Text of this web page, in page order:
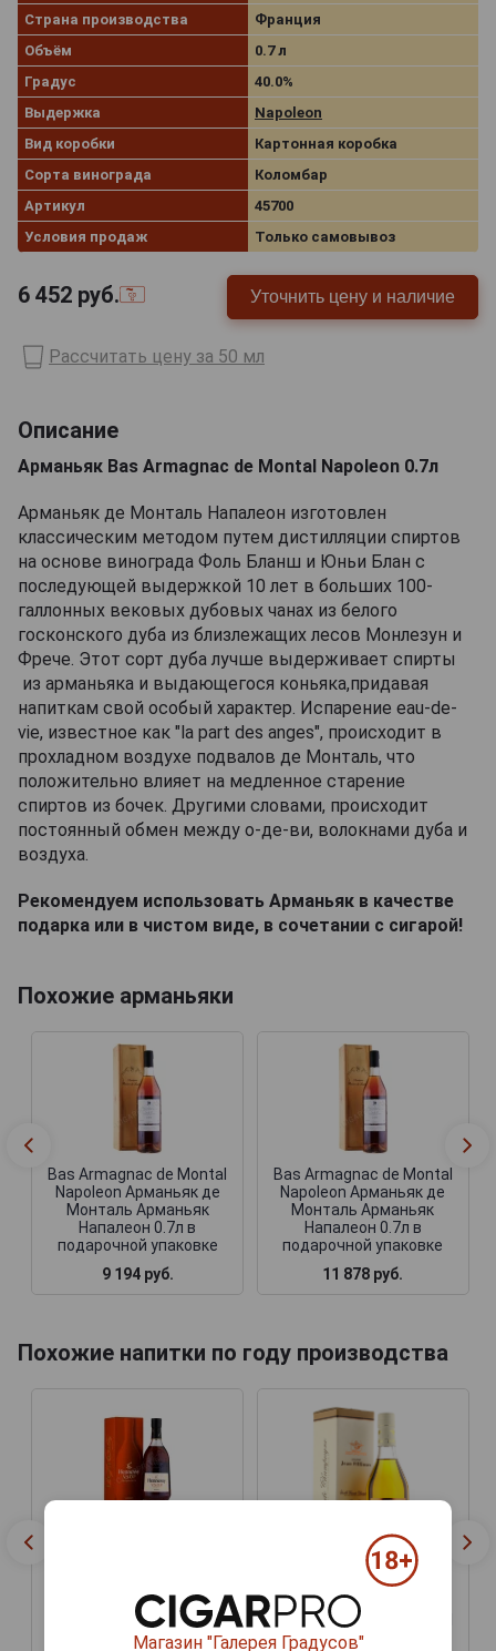
Страна производства
Франция
Объём
0.7 л
Градус
40.0%
Выдержка
Napoleon
Вид коробки
Картонная коробка
Сорта винограда
Коломбар
Артикул
45700
Условия продаж
Только самовывоз
6 452 руб. Уточнить цену и наличие
Рассчитать цену за 50 мл
Описание
Арманьяк Bas Armagnac de Montal Napoleon 0.7л
Арманьяк де Монталь Напалеон изготовлен
классическим методом путем дистилляции спиртов
на основе винограда Фоль Бланш и Юньи Блан с
последующей выдержкой 10 лет в больших 100-
галлонных вековых дубовых чанах из белого
госконского дуба из близлежащих лесов Монлезун и
Фрече. Этот сорт дуба лучше выдерживает спирты
из арманьяка и выдающегося коньяка,придавая
напиткам свой особый характер. Испарение eau-de-
vie, известное как "la part des anges", происходит в
прохладном воздухе подвалов де Монталь, что
положительно влияет на медленное старение
спиртов из бочек. Другими словами, происходит
постоянный обмен между о-де-ви, волокнами дуба и
воздуха.
Рекомендуем использовать Арманьяк в качестве
подарка или в чистом виде, в сочетании с сигарой!
Похожие арманьяки
Bas Armagnac de Montal
Napoleon Арманьяк де
Монталь Арманьяк
Напалеон 0.7л в
подарочной упаковке
9 194 руб.
Bas Armagnac de Montal
Napoleon Арманьяк де
Монталь Арманьяк
Напалеон 0.7л в
подарочной упаковке
11 878 руб.
Похожие напитки по году производства
Napoleon Арманьяк де
Монталь Арманьяк
Напалеон 0.7л в
подарочной упаковке
Bas Armagnac de Montal
Napoleon Арманьяк де
Магазин "Галерея Градусов"